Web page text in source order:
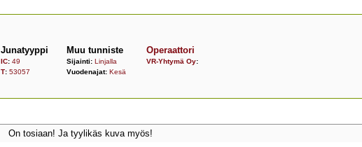
Junatyyppi
IC: 49
T: 53057
Muu tunniste
Sijainti: Linjalla
Vuodenajat: Kesä
Operaattori
VR-Yhtymä Oy:
On tosiaan! Ja tyylikäs kuva myös!